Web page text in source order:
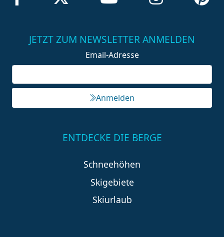
JETZT ZUM NEWSLETTER ANMELDEN
Email-Adresse
Anmelden
ENTDECKE DIE BERGE
Schneehöhen
Skigebiete
Skiurlaub